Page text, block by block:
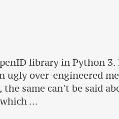
library in Python 3.
over-engineered
same can't be said
...